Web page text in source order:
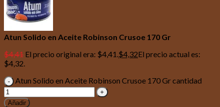
Atun Solido en Aceite Robinson Crusoe 170 Gr
$4,41 El precio original era: $4,41.$4,32El precio actual es:
$4,32.
Atun Solido en Aceite Robinson Crusoe 170 Gr cantidad
Añadir